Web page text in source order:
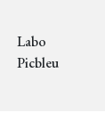
Labo
Picbleu